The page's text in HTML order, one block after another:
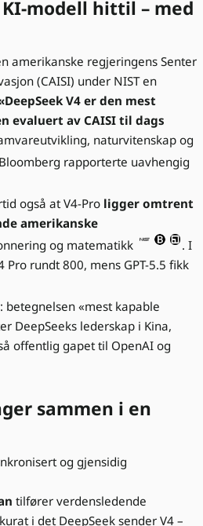
modell hittil – med
amerikanske regjeringens Senter
(CAISI) under NIST en
V4 er den mest
evaluert av CAISI til dags
naturvitenskap og
rapporterte uavhengig
også at V4-Pro ligger omtrent
amerikanske
og matematikk
. I
Pro rundt 800, mens GPT-5.5 fikk
betegnelsen «mest kapable
DeepSeeks lederskap i Kina,
offentlig gapet til OpenAI og
sammen i en
og gjensidig
tilfører verdensledende
i det DeepSeek sender V4 –